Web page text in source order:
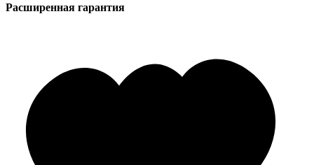
Расширенная гарантия